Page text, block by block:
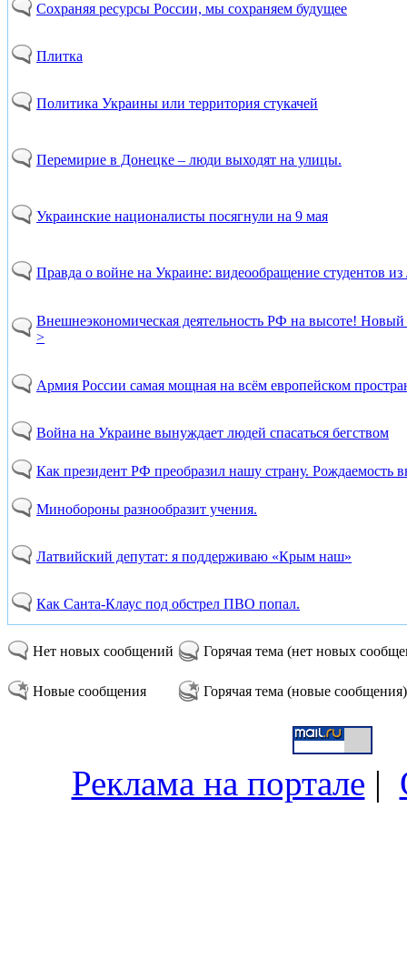
Сохраняя ресурсы России, мы сохраняем будущее
Плитка
Политика Украины или территория стукачей
Перемирие в Донецке – люди выходят на улицы.
Украинские националисты посягнули на 9 мая
Правда о войне на Украине: видеообращение студентов
Внешнеэкономическая деятельность РФ на высоте! Новый
>
Армия России самая мощная на всём европейском
Война на Украине вынуждает людей спасаться бегством
Как президент РФ преобразил нашу страну. Рождаемость
Минобороны разнообразит учения.
Латвийский депутат: я поддерживаю «Крым наш»
Как Санта-Клаус под обстрел ПВО попал.
Нет новых сообщений
Новые сообщения
Горячая тема (нет новых
Горячая тема (новые сообщения)
Реклама на портале |